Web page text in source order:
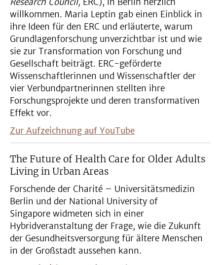
willkommen. Maria Leptin gab einen Einblick in
ihre Ideen für den ERC und erläuterte, warum
Grundlagenforschung unverzichtbar ist und wie
sie zur Transformation von Forschung und
Gesellschaft beiträgt. ERC-geförderte
Wissenschaftlerinnen und Wissenschaftler der
vier Verbundpartnerinnen stellten ihre
Forschungsprojekte und deren transformativen
Effekt vor.
Zur Aufzeichnung auf YouTube
The Future of Health Care for Older Adults
Living in Urban Areas
Forschende der Charité – Universitätsmedizin
Berlin und der National University of
Singapore widmeten sich in einer
Hybridveranstaltung der Frage, wie die Zukunft
der Gesundheitsversorgung für ältere Menschen
in der Großstadt aussehen kann.